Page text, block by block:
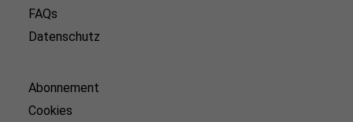
FAQs
Datenschutz
Abonnement
Cookies